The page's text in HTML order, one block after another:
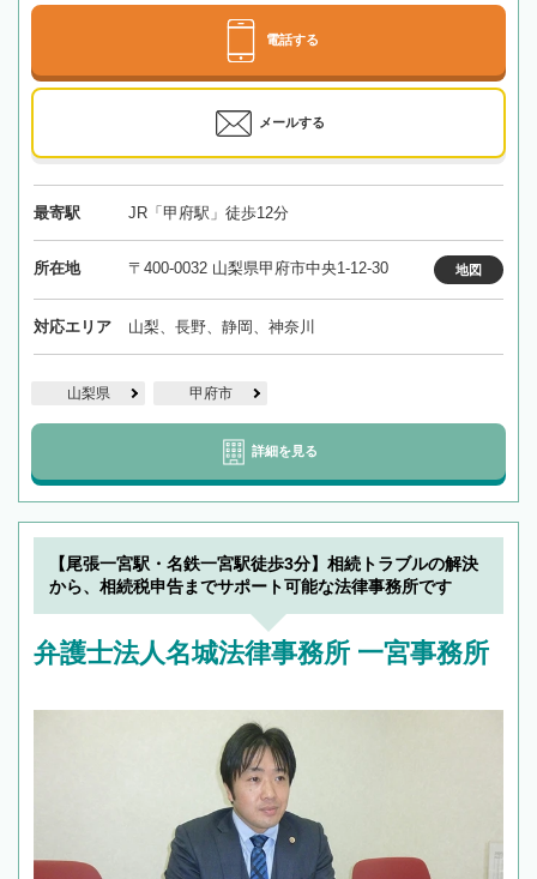
電話する
メールする
最寄駅 JR「甲府駅」徒歩12分
所在地 〒400-0032 山梨県甲府市中央1-12-30 地図
対応エリア 山梨、長野、静岡、神奈川
山梨県 甲府市
詳細を見る
【尾張一宮駅・名鉄一宮駅徒歩3分】相続トラブルの解決
から、相続税申告までサポート可能な法律事務所です
弁護士法人名城法律事務所 一宮事務所